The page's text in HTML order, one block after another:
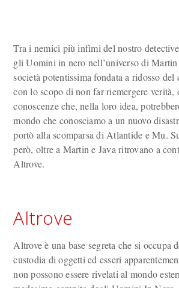
Tra i nemici più infimi del nostro
gli Uomini in nero nell’universo di Martin
società potentissima fondata a ridosso
con lo scopo di non far riemergere verità,
conoscenze che, nella loro idea,
mondo che conosciamo a un nuovo
portò alla scomparsa di Atlantide e Mu.
però, oltre a Martin e Java ritrovano a
Altrove.
Altrove
Altrove è una base segreta che si occupa
custodia di oggetti ed esseri
non possono essere rivelati al mondo